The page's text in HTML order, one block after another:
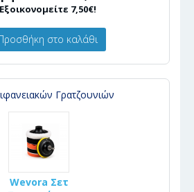
Εξοικονομείτε 7,50€!
στο καλάθι
Γρατζουνιών
Wevora Σετ